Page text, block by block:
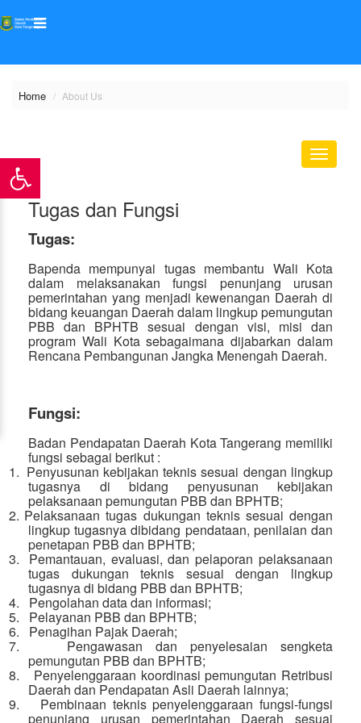
Home About Us
Toggle
Tugas dan Fungsi
Tugas:
Bapenda mempunyai tugas membantu Wali Kota
dalam melaksanakan fungsi penunjang urusan
pemerintahan yang menjadi kewenangan Daerah di
bidang keuangan Daerah dalam lingkup pemungutan
PBB dan BPHTB sesuai dengan visi, misi dan
program Wali Kota sebagaimana dijabarkan dalam
Rencana Pembangunan Jangka Menengah Daerah.
Fungsi:
Badan Pendapatan Daerah Kota Tangerang memiliki
fungsi sebagai berikut :
1. Penyusunan kebijakan teknis sesuai dengan lingkup
tugasnya di bidang penyusunan kebijakan
pelaksanaan pemungutan PBB dan BPHTB;
2. Pelaksanaan tugas dukungan teknis sesuai dengan
lingkup tugasnya dibidang pendataan, penilaian dan
penetapan PBB dan BPHTB;
3. Pemantauan, evaluasi, dan pelaporan pelaksanaan
tugas dukungan teknis sesuai dengan lingkup
tugasnya di bidang PBB dan BPHTB;
4. Pengolahan data dan informasi;
5. Pelayanan PBB dan BPHTB;
6. Penagihan Pajak Daerah;
7. Pengawasan dan penyelesaian sengketa
pemungutan PBB dan BPHTB;
8. Penyelenggaraan koordinasi pemungutan Retribusi
Daerah dan Pendapatan Asli Daerah lainnya;
9. Pembinaan teknis penyelenggaraan fungsi-fungsi
penunjang urusan pemerintahan Daerah sesuai